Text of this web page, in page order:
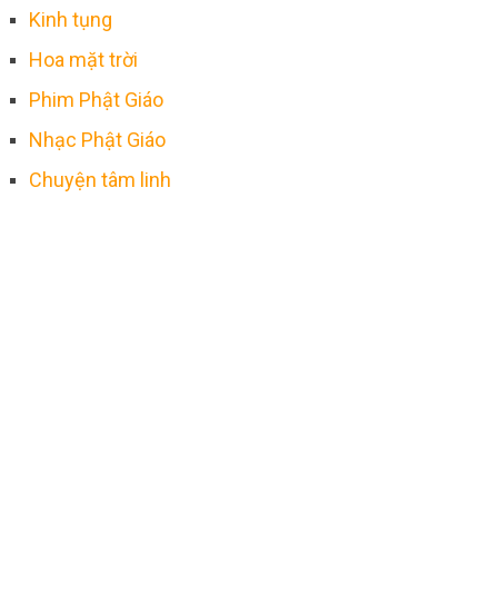
Kinh tụng
Hoa mặt trời
Phim Phật Giáo
Nhạc Phật Giáo
Chuyện tâm linh